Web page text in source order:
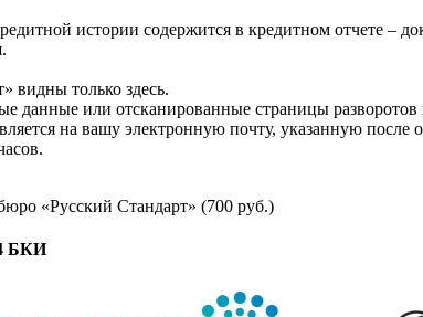
истории содержится в кредитном отчете –
видны только здесь.
данные или отсканированные страницы
на вашу электронную почту, указанную после
«Русский Стандарт» (700 руб.)
БКИ